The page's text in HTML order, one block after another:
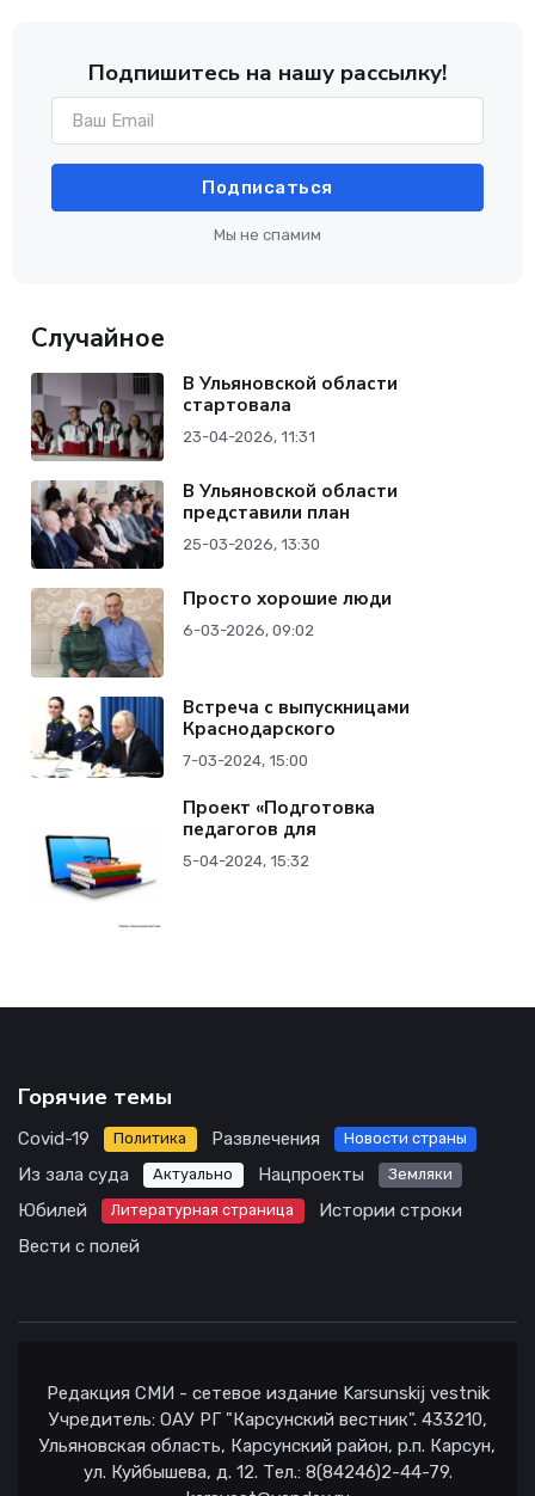
Подпишитесь на нашу рассылку!
Подписаться
Мы не спамим
Случайное
В Ульяновской области
стартовала
23-04-2026, 11:31
В Ульяновской области
представили план
25-03-2026, 13:30
Просто хорошие люди
6-03-2026, 09:02
Встреча с выпускницами
Краснодарского
7-03-2024, 15:00
Проект «Подготовка
педагогов для
5-04-2024, 15:32
Горячие темы
Covid-19 Политика Развлечения Новости страны
Из зала суда Актуально Нацпроекты Земляки
Юбилей Литературная страница
Истории строки
Вести с полей
Редакция СМИ - сетевое издание Karsunskij vestnik
Учредитель: ОАУ РГ "Карсунский вестник". 433210,
Ульяновская область, Карсунский район, р.п. Карсун,
ул. Куйбышева, д. 12. Тел.: 8(84246)2-44-79.